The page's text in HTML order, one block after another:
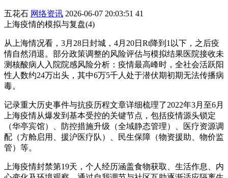
五花石 网络资讯 2026-06-07 20:03:51 41
上海疫情的模拟与复盘(4)
从上海情况看，3月28日封城，4月20日Rt降到1以下，之后疫
情自然消退。部分政策调整的风险评估与模拟结果医院接收未
测核酸病人入院院感风险分析：疫情最高峰时，全社会活跃阳
性人数约24万出头，其中6万5千人处于潜伏期初期无法传播病
毒。
记录重大历史事件与抗疫历程文章详细梳理了2022年3月至6月
上海疫情从爆发到基本受控的关键节点，包括疫情源头锁定
（华亭宾馆）、防控措施升级（全域静态管理）、医疗资源调
配（方舱启用、援沪医疗队）、民生保障（物资援助、物价监
管）等。
上海疫情封禁第19天，个人经历涵盖食物获取、生活作息、内